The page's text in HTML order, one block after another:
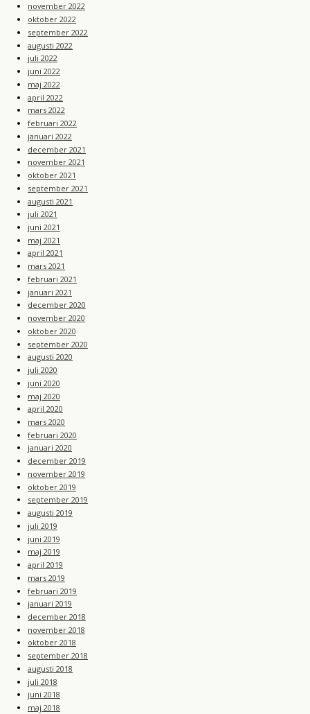
november 2022
oktober 2022
september 2022
augusti 2022
juli 2022
juni 2022
maj 2022
april 2022
mars 2022
februari 2022
januari 2022
december 2021
november 2021
oktober 2021
september 2021
augusti 2021
juli 2021
juni 2021
maj 2021
april 2021
mars 2021
februari 2021
januari 2021
december 2020
november 2020
oktober 2020
september 2020
augusti 2020
juli 2020
juni 2020
maj 2020
april 2020
mars 2020
februari 2020
januari 2020
december 2019
november 2019
oktober 2019
september 2019
augusti 2019
juli 2019
juni 2019
maj 2019
april 2019
mars 2019
februari 2019
januari 2019
december 2018
november 2018
oktober 2018
september 2018
augusti 2018
juli 2018
juni 2018
maj 2018